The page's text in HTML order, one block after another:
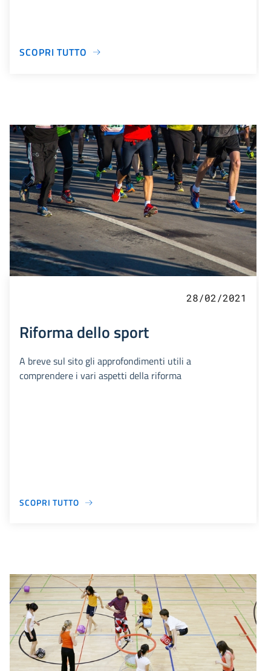
SCOPRI TUTTO
28/02/2021
Riforma dello sport
A breve sul sito gli approfondimenti utili a
comprendere i vari aspetti della riforma
SCOPRI TUTTO